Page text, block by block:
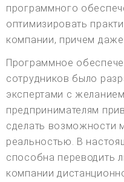
программного
оптимизировать
компании, причем
Программное
сотрудников было
экспертами с
предпринимателям
сделать возможности
реальностью. В
способна переводить
компании